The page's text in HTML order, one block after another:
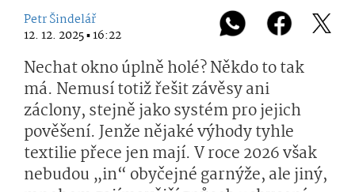
Petr Šindelář
12. 12. 2025 ▪ 16:22
Nechat okno úplně holé? Někdo to tak
má. Nemusí totiž řešit závěsy ani
záclony, stejně jako systém pro jejich
pověšení. Jenže nějaké výhody tyhle
textilie přece jen mají. V roce 2026 však
nebudou „in“ obyčejné garnýže, ale jiný,